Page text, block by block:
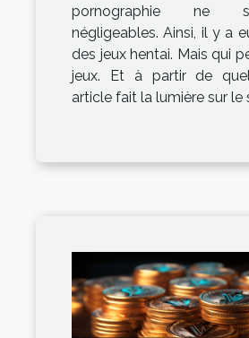
pornographie ne
négligeables. Ainsi, il y a
des jeux hentai. Mais qui
jeux. Et à partir de
article fait la lumière sur le